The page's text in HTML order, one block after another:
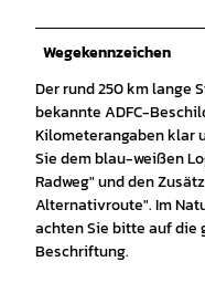
Wegekennzeichen
Der rund 250 km lange
bekannte ADFC-
Kilometerangaben klar
Sie dem blau-weißen
Radweg" und den
Alternativroute". Im
achten Sie bitte auf die
Beschriftung.